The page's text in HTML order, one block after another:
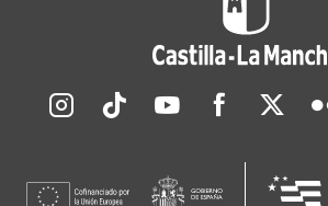
Redes sociales JCCM